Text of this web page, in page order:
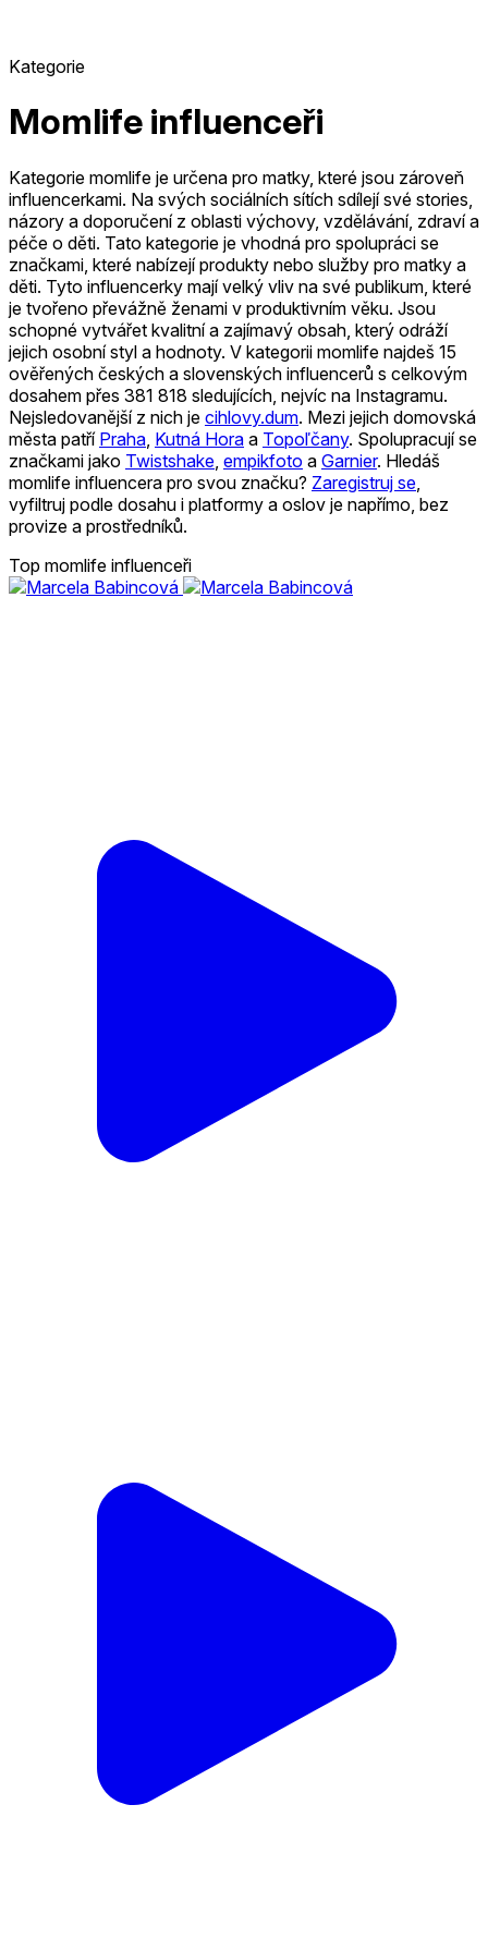
Kategorie
Momlife influenceři
Kategorie momlife je určena pro matky, které jsou zároveň
influencerkami. Na svých sociálních sítích sdílejí své stories,
názory a doporučení z oblasti výchovy, vzdělávání, zdraví a
péče o děti. Tato kategorie je vhodná pro spolupráci se
značkami, které nabízejí produkty nebo služby pro matky a
děti. Tyto influencerky mají velký vliv na své publikum, které
je tvořeno převážně ženami v produktivním věku. Jsou
schopné vytvářet kvalitní a zajímavý obsah, který odráží
jejich osobní styl a hodnoty. V kategorii momlife najdeš 15
ověřených českých a slovenských influencerů s celkovým
dosahem přes 381 818 sledujících, nejvíc na Instagramu.
Nejsledovanější z nich je cihlovy.dum. Mezi jejich domovská
města patří Praha Kutná Hora a Topoľčany. Spolupracují se
značkami jako Twistshake empikfoto a Garnier. Hledáš
momlife influencera pro svou značku? Zaregistruj se
vyfiltruj podle dosahu i platformy a oslov je napřímo, bez
provize a prostředníků.
Top momlife influenceři